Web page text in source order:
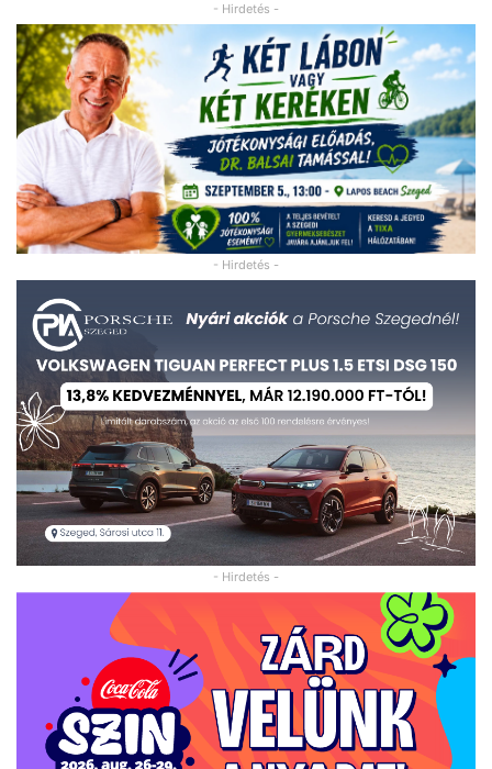
- Hirdetés -
- Hirdetés -
- Hirdetés -